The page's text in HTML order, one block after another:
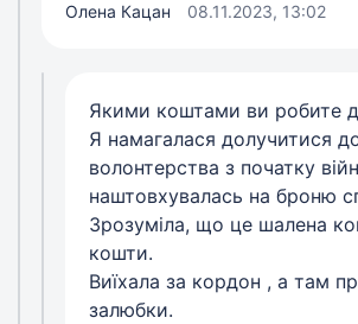
Олена Кацан 08.11.2023, 13:02
Якими коштами ви робите
Я намагалася долучитися
волонтерства з початку
наштовхувалась на броню
Зрозуміла, що це шалена
кошти.
Виїхала за кордон , а там
залюбки.